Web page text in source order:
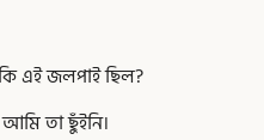
এই জলপাই ছিল?
তা ছুঁইনি।